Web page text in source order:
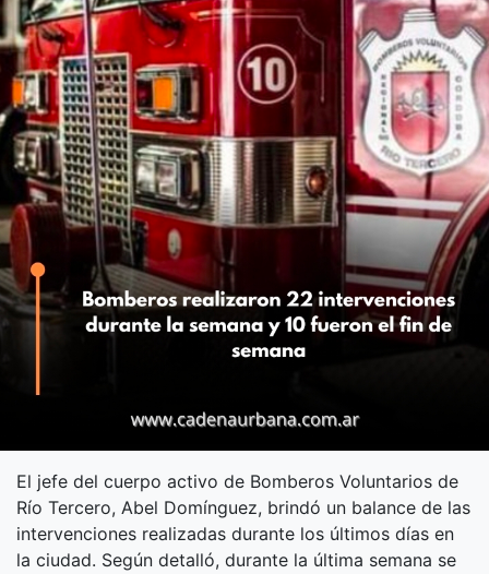
El jefe del cuerpo activo de Bomberos Voluntarios de
Río Tercero, Abel Domínguez, brindó un balance de las
intervenciones realizadas durante los últimos días en
la ciudad. Según detalló, durante la última semana se